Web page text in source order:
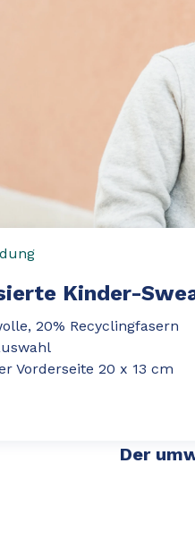
Kinder-
20% Recyclingfasern
Vorderseite 20 x 13 cm
Der